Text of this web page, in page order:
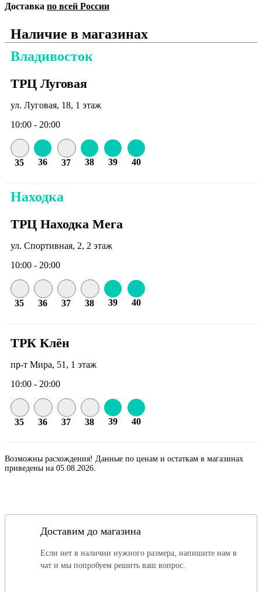
Доставка по всей России
Наличие в магазинах
Владивосток
ТРЦ Луговая
ул. Луговая, 18, 1 этаж
10:00 - 20:00
35 36 37 38 39 40
Находка
ТРЦ Находка Мега
ул. Спортивная, 2, 2 этаж
10:00 - 20:00
35 36 37 38 39 40
ТРК Клён
пр-т Мира, 51, 1 этаж
10:00 - 20:00
35 36 37 38 39 40
Возможны расхождения! Данные по ценам и остаткам в магазинах
приведены на 05.08.2026.
Доставим до магазина
Если нет в наличии нужного размера, напишите нам в
чат и мы попробуем решить ваш вопрос.